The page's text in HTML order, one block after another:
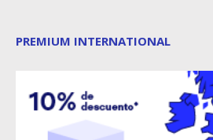
PREMIUM INTERNATIONAL